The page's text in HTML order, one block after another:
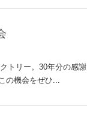
トリー。30年分の感謝
の機会をぜひ...